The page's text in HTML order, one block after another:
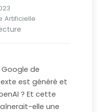
Artificielle
de
est généré et
? Et cette
elle une